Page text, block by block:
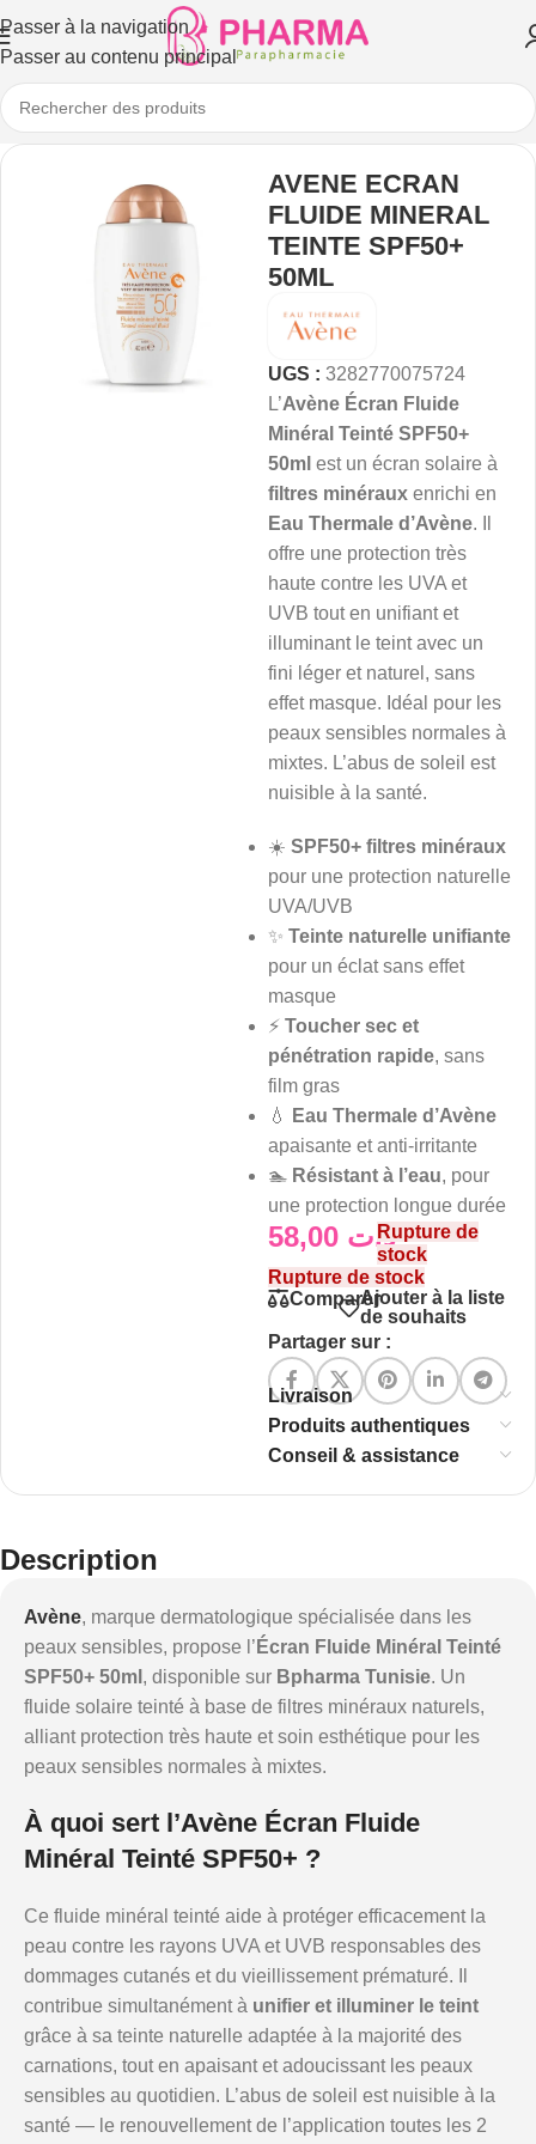
Passer à la navigation
Passer au contenu principal
AVENE ECRAN
FLUIDE MINERAL
TEINTE SPF50+
50ML
UGS : 3282770075724
L’Avène Écran Fluide
Minéral Teinté SPF50+
50ml est un écran solaire à
filtres minéraux enrichi en
Eau Thermale d’Avène. Il
offre une protection très
haute contre les UVA et
UVB tout en unifiant et
illuminant le teint avec un
fini léger et naturel, sans
effet masque. Idéal pour les
peaux sensibles normales à
mixtes. L’abus de soleil est
nuisible à la santé.
☀️ SPF50+ filtres minéraux
pour une protection naturelle
UVA/UVB
✨ Teinte naturelle unifiante
pour un éclat sans effet
masque
⚡ Toucher sec et
pénétration rapide, sans
film gras
💧
Eau Thermale d’Avène
apaisante et anti-irritante
🏊 Résistant à l’eau, pour
une protection longue durée
د.تRupture de
stock
Rupture de stock
ComparerAjouter à la liste
de souhaits
Partager sur :
Livraison
Produits authentiques
Conseil & assistance
Description
Avène, marque dermatologique spécialisée dans les
peaux sensibles, propose l’ Écran Fluide Minéral Teinté
SPF50+ 50ml , disponible sur Bpharma Tunisie. Un
fluide solaire teinté à base de filtres minéraux naturels,
alliant protection très haute et soin esthétique pour les
peaux sensibles normales à mixtes.
À quoi sert l’Avène Écran Fluide
Minéral Teinté SPF50+ ?
Ce fluide minéral teinté aide à protéger efficacement la
peau contre les rayons UVA et UVB responsables des
dommages cutanés et du vieillissement prématuré. Il
contribue simultanément à unifier et illuminer le teint
grâce à sa teinte naturelle adaptée à la majorité des
carnations, tout en apaisant et adoucissant les peaux
sensibles au quotidien. L’abus de soleil est nuisible à la
santé — le renouvellement de l’application toutes les 2